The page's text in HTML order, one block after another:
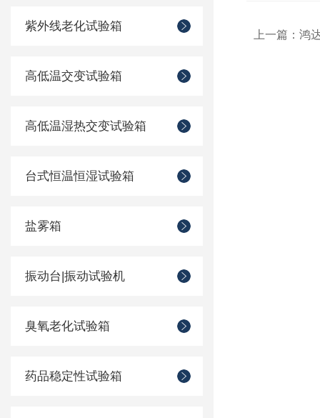
紫外线老化试验箱
高低温交变试验箱
高低温湿热交变试验箱
台式恒温恒湿试验箱
盐雾箱
振动台|振动试验机
臭氧老化试验箱
药品稳定性试验箱
上一篇： 鸿